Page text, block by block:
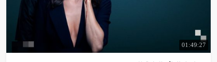
01:49:27